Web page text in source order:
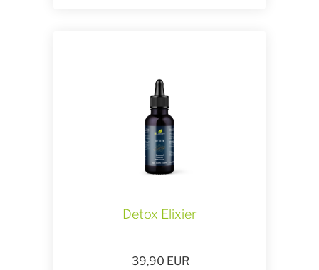
Detox Elixier
39,90 EUR